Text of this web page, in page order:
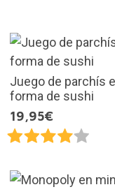
Juego de parchís
forma de sushi
19,95€